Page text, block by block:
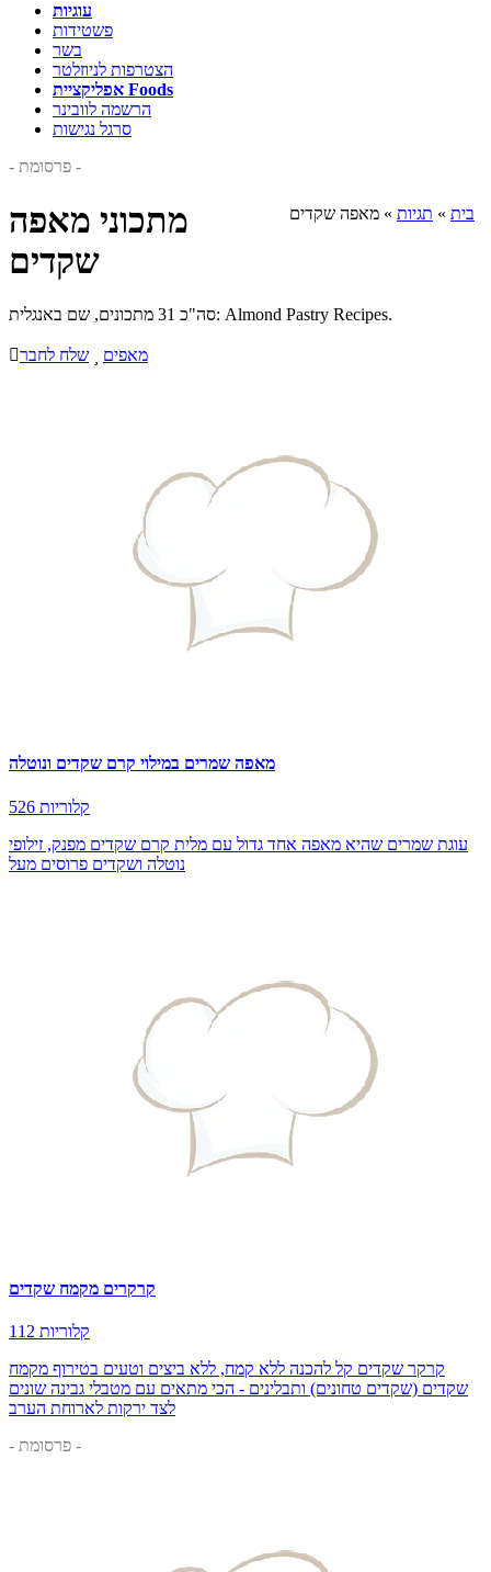
עוגיות
פשטידות
בשר
הצטרפות לניוזלטר
אפליקציית Foods
הרשמה לוובינר
סרגל נגישות
- פרסומת -
בית » תגיות » מאפה שקדים
מתכוני מאפה
שקדים
סה"כ 31 מתכונים, שם באנגלית: Almond Pastry Recipes.
שלח לחבר מאפים
מאפה שמרים במילוי קרם שקדים ונוטלה
526 קלוריות
עוגת שמרים שהיא מאפה אחד גדול עם מלית קרם שקדים מפנק, זילופי
נוטלה ושקדים פרוסים מעל
קרקרים מקמח שקדים
112 קלוריות
קרקר שקדים קל להכנה ללא קמח, ללא ביצים וטעים בטירוף מקמח
שקדים (שקדים טחונים) ותבלינים - הכי מתאים עם מטבלי גבינה שונים
לצד ירקות לארוחת הערב
- פרסומת -